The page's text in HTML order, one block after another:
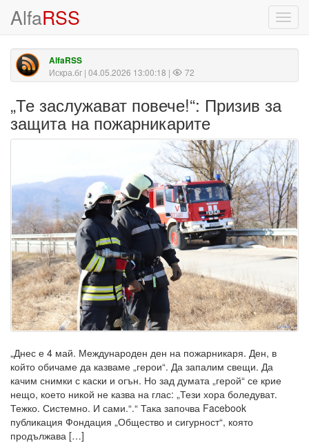
AlfaRSS
AlfaRSS
Искра.бг | 04.05.2026 13:00:18 | 72
„Те заслужават повече!“: Призив за
защита на пожарникарите
„Днес е 4 май. Международен ден на пожарникаря. Ден, в
който обичаме да казваме „герои“. Да запалим свещи. Да
качим снимки с каски и огън. Но зад думата „герой“ се крие
нещо, което никой не казва на глас: „Тези хора боледуват.
Тежко. Системно. И сами.“.“ Така започва Facebook
публикация Фондация „Общество и сигурност“, която
продължава […]